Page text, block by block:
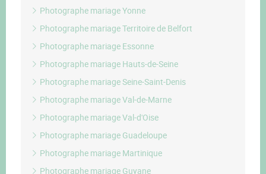
Photographe mariage Yonne
Photographe mariage Territoire de Belfort
Photographe mariage Essonne
Photographe mariage Hauts-de-Seine
Photographe mariage Seine-Saint-Denis
Photographe mariage Val-de-Marne
Photographe mariage Val-d'Oise
Photographe mariage Guadeloupe
Photographe mariage Martinique
Photographe mariage Guyane